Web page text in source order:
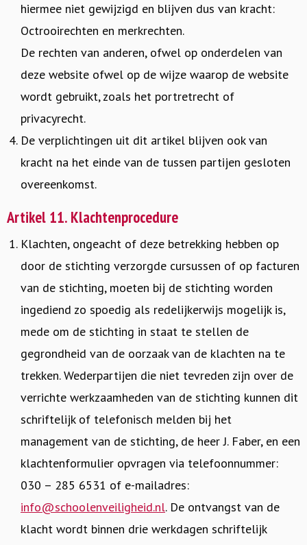
hiermee niet gewijzigd en blijven dus van kracht:
Octrooirechten en merkrechten.
De rechten van anderen, ofwel op onderdelen van
deze website ofwel op de wijze waarop de website
wordt gebruikt, zoals het portretrecht of
privacyrecht.
De verplichtingen uit dit artikel blijven ook van
kracht na het einde van de tussen partijen gesloten
overeenkomst.
Artikel 11. Klachtenprocedure
Klachten, ongeacht of deze betrekking hebben op
door de stichting verzorgde cursussen of op facturen
van de stichting, moeten bij de stichting worden
ingediend zo spoedig als redelijkerwijs mogelijk is,
mede om de stichting in staat te stellen de
gegrondheid van de oorzaak van de klachten na te
trekken. Wederpartijen die niet tevreden zijn over de
verrichte werkzaamheden van de stichting kunnen dit
schriftelijk of telefonisch melden bij het
management van de stichting, de heer J. Faber, en een
klachtenformulier opvragen via telefoonnummer:
030 – 285 6531 of e-mailadres:
info@schoolenveiligheid.nl. De ontvangst van de
klacht wordt binnen drie werkdagen schriftelijk